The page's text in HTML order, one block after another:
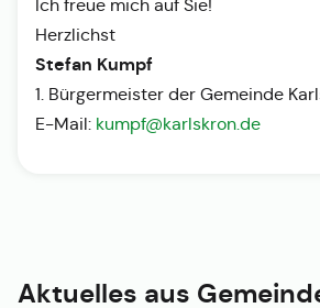
Ich freue mich auf Sie!
Herzlichst
Stefan Kumpf
1. Bürgermeister der Gemeinde
E-Mail: kumpf@karlskron.de
Aktuelles aus